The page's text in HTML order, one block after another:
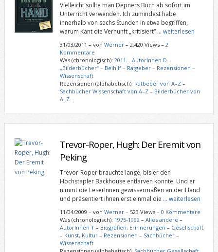
Vielleicht sollte man Depners Buch ab sofort im
Unterricht verwenden. Ich zumindest habe
innerhalb von sechs Stunden in etwa begriffen,
warum Kant die Vernunft „kritisiert“ … weiterlesen
31/03/2011 – von Werner– 2.420 Views – 2
Kommentare
Was (chronologisch): 2011 – AutorInnen D –
„Bilderbücher“– Beihilf– Ratgeber– Rezensionen –
Wissenschaft
Rezensionen (alphabetisch): Ratbeber von A–Z–
Sachbücher Wissenschaft von A–Z– Bilderbücher von
A–Z–
Trevor-Roper, Hugh: Der Eremit von
Peking
Trevor-Roper brauchte lange, bis er den
Hochstapler Backhouse entlarven konnte. Und er
nimmt die LeserInnen gewissermaßen an der Hand
und präsentiert ihnen erst einmal die … weiterlesen
11/04/2009 – von Werner– 523 Views – 0 Kommentare
Was (chronologisch): 1975-1999 – Alles andere –
AutorInnen T– Biografien, Erinnerungen – Gesellschaft
– Kunst, Kultur– Rezensionen – Sachbücher–
Wissenschaft